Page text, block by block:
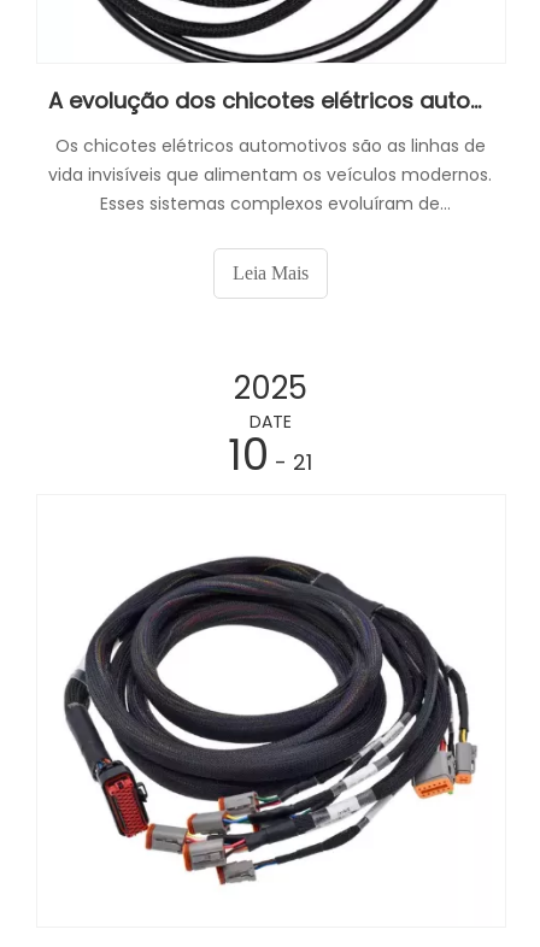
A evolução dos chicotes elétricos automotivos ao longo das décadas
Os chicotes elétricos automotivos são as linhas de
vida invisíveis que alimentam os veículos modernos.
Esses sistemas complexos evoluíram de
controlam tudo, desde recursos de segurança até
sistemas de entretenimento.
Leia Mais
2025
DATE
10 - 21